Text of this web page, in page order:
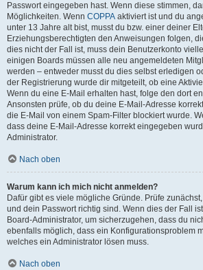
Passwort eingegeben hast. Wenn diese stimmen,
Möglichkeiten. Wenn COPPA aktiviert ist und du
unter 13 Jahre alt bist, musst du bzw. einer deiner
Erziehungsberechtigten den Anweisungen folgen,
dies nicht der Fall ist, muss dein Benutzerkonto
einigen Boards müssen alle neu angemeldeten
werden – entweder musst du dies selbst erledigen
der Registrierung wurde dir mitgeteilt, ob eine
Wenn du eine E-Mail erhalten hast, folge den dort
Ansonsten prüfe, ob du deine E-Mail-Adresse
die E-Mail von einem Spam-Filter blockiert wurde.
dass deine E-Mail-Adresse korrekt eingegeben
Administrator.
Nach oben
Warum kann ich mich nicht anmelden?
Dafür gibt es viele mögliche Gründe. Prüfe
und dein Passwort richtig sind. Wenn dies der Fall
Board-Administrator, um sicherzugehen, dass du
ebenfalls möglich, dass ein Konfigurationsproblem
welches ein Administrator lösen muss.
Nach oben